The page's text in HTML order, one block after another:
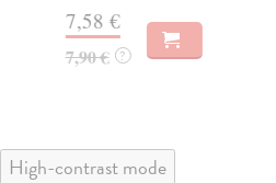
7,58 €
7,90 € ?
High-contrast mode